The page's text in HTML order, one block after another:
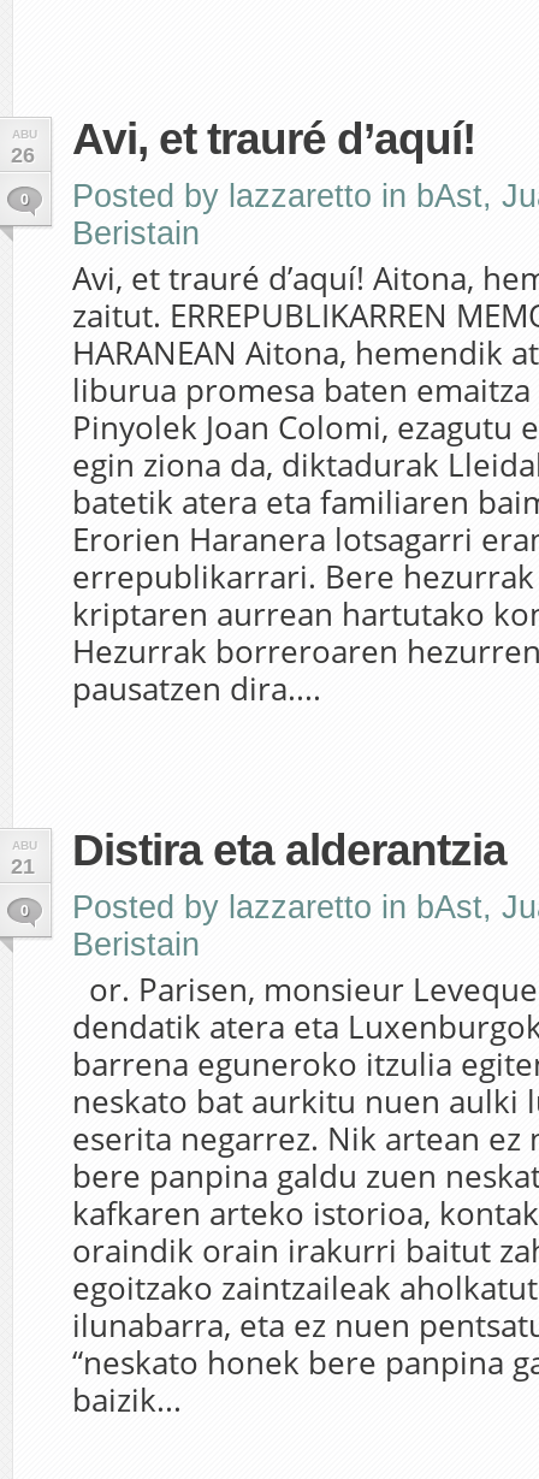
ABU
26
0
Avi, et trauré d’aquí!
Posted by lazzaretto in bAst,
Beristain
Avi, et trauré d’aquí! Aitona,
zaitut. ERREPUBLIKARREN
HARANEAN Aitona, hemendik
liburua promesa baten emaitza
Pinyolek Joan Colomi, ezagutu
egin ziona da, diktadurak
batetik atera eta familiaren
Erorien Haranera lotsagarri
errepublikarrari. Bere
kriptaren aurrean hartutako
Hezurrak borreroaren
pausatzen dira....
ABU
21
0
Distira eta alderantzia
Posted by lazzaretto in bAst,
Beristain
or. Parisen, monsieur
dendatik atera eta
barrena eguneroko itzulia
neskato bat aurkitu nuen aulki
eserita negarrez. Nik artean ez
bere panpina galdu zuen
kafkaren arteko istorioa,
oraindik orain irakurri baitut
egoitzako zaintzaileak
ilunabarra, eta ez nuen
“neskato honek bere panpina
baizik...